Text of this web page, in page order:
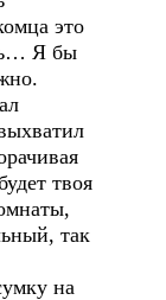
это
Я бы
твоя
так
на